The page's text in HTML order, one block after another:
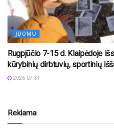
ĮDOMU
Rugpjūčio 7-15 d. Klaipėdoje
kūrybinių dirbtuvių, sportinių
2026-07-31
Reklama